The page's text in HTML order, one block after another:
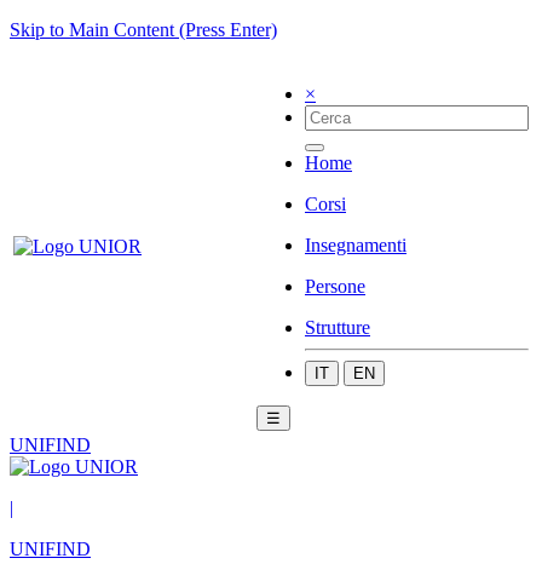
Skip to Main Content (Press Enter)
×
Home
Corsi
Insegnamenti
Persone
Strutture
IT EN
☰
UNIFIND
|
UNIFIND